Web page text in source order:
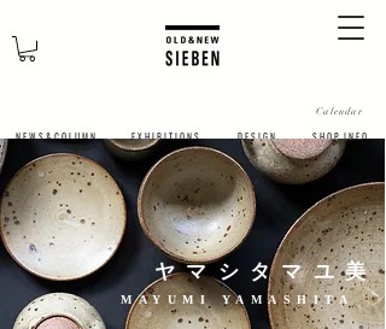
N E W S & C O L U M N
Calendar
​E X H I B I T I O N S D E S I G N S H O P I N F O
ヤマシタマユ美
MAYUMI YAMASHITA